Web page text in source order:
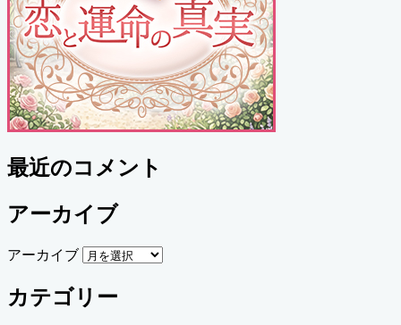
最近のコメント
アーカイブ
アーカイブ
カテゴリー